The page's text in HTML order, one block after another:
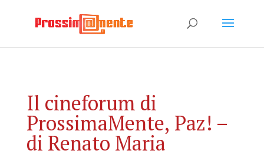
Il cineforum di
ProssimaMente, Paz! –
di Renato Maria